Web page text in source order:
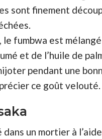
sont finement
fumbwa est
et de l’huile de
pendant une
ce goût velouté.
un mortier à